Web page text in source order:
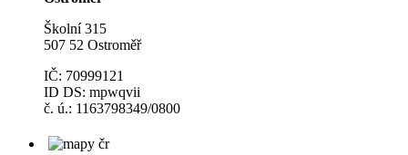
Školní 315
507 52 Ostroměř
IČ: 70999121
ID DS: mpwqvii
č. ú.: 1163798349/0800